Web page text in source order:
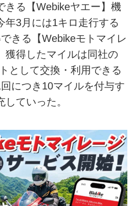
きる【Webikeヤエー】機
年3月には1キロ走行する
きる【Webikeモトマイレ
獲得したマイルは同社の
として交換・利用できる
につき10マイルを付与す
ていった。